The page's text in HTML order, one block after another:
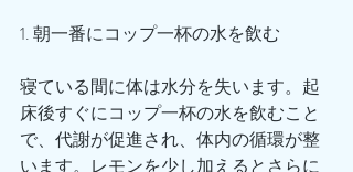
1. 朝一番にコップ一杯の水を飲む
寝ている間に体は水分を失います。起
床後すぐにコップ一杯の水を飲むこと
で、代謝が促進され、体内の循環が整
います。レモンを少し加えるとさらに